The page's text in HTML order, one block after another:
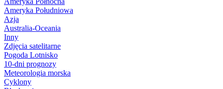
Ameryka Południowa
Azja
Australia-Oceania
Inny
Zdjęcia satelitarne
Pogoda Lotnisko
10-dni prognozy
Meteorologia morska
Cyklony